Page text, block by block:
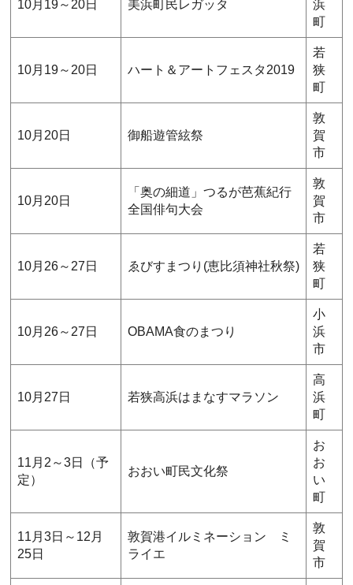
10月19～20日 美浜町民レガッタ
浜
町
10月19～20日 ハート＆アートフェスタ2019
若
狭
町
10月20日 御船遊管絃祭
敦
賀
市
10月20日
「奥の細道」つるが芭蕉紀行
全国俳句大会
敦
賀
市
10月26～27日 ゑびすまつり(恵比須神社秋祭)
若
狭
町
10月26～27日 OBAMA食のまつり
小
浜
市
10月27日 若狭高浜はまなすマラソン
高
浜
町
11月2～3日（予
定）
おおい町民文化祭
お
お
い
町
11月3日～12月
25日
敦賀港イルミネーション ミ
ライエ
敦
賀
市